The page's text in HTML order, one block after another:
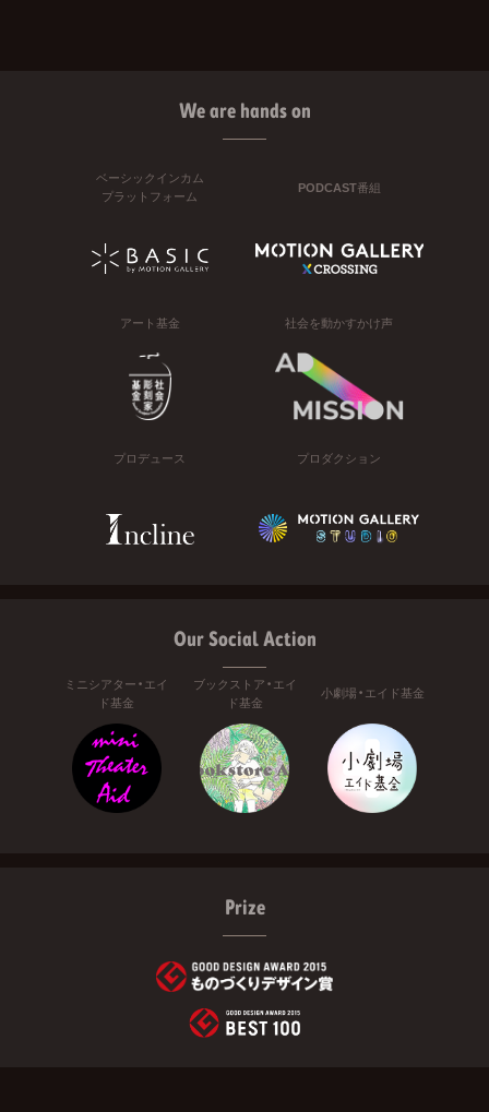
We are hands on
ベーシックインカム
プラットフォーム
PODCAST番組
アート基金 社会を動かすかけ声
プロデュース プロダクション
Our Social Action
ミニシアター・エイ
ド基金
ブックストア・エイ
ド基金
小劇場・エイド基金
Prize